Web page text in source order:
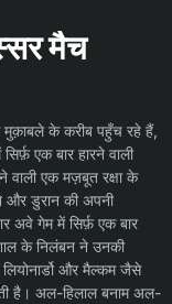
मैच
के करीब पहुँच रहे हैं,
एक बार हारने वाली
वाली एक मज़बूत रक्षा के
और डुरान की अपनी
गेम में सिर्फ़ एक बार
के निलंबन ने उनकी
और मैल्कम जैसे
है। अल-हिलाल बनाम अल-